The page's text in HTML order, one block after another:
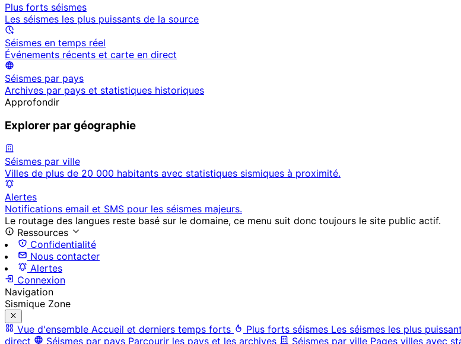
Plus forts séismes
Les séismes les plus puissants de la source
Séismes en temps réel
Événements récents et carte en direct
Séismes par pays
Archives par pays et statistiques historiques
Approfondir
Explorer par géographie
Séismes par ville
Villes de plus de 20 000 habitants avec statistiques sismiques à proximité.
Alertes
Notifications email et SMS pour les séismes majeurs.
Le routage des langues reste basé sur le domaine, ce menu suit donc toujours le site public actif.
Ressources
Confidentialité
Nous contacter
Alertes
Connexion
Navigation
Sismique Zone
Vue d'ensemble Accueil et derniers temps forts Plus forts séismes Les séismes les plus
direct
Séismes par pays Parcourir les pays et les archives Séismes par ville Pages villes avec